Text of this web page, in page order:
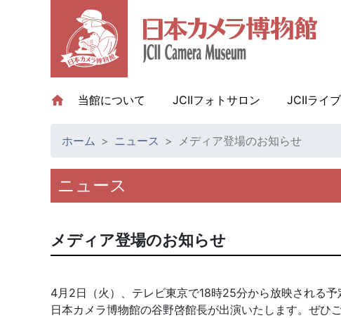
当館について (current)JCIIフォトサロン JCIIライ
ホーム ニュース メディア登場のお知らせ
ニュース
メディア登場のお知らせ
4月2日（火）、テレビ東京で18時25分から放映される予
日本カメラ博物館の谷野啓館長が出演いたします。ぜひご